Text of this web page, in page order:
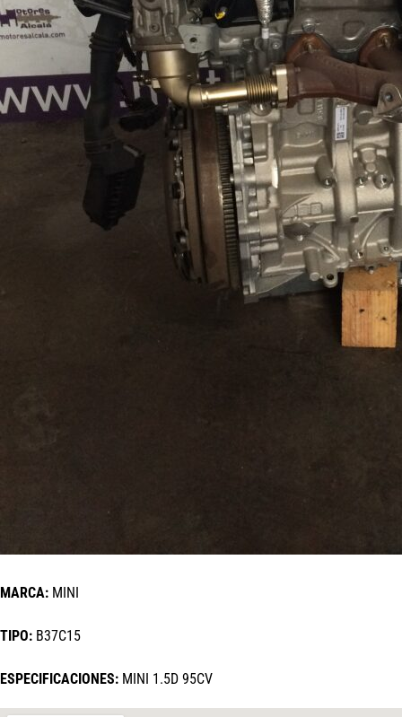
MARCA: MINI
TIPO: B37C15
ESPECIFICACIONES: MINI 1.5D 95CV